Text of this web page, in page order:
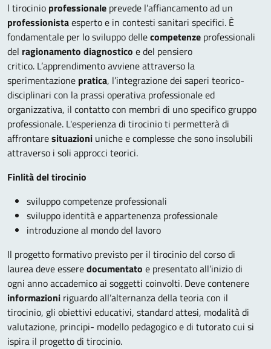
l tirocinio professionale prevede l’affiancamento ad un
professionistaesperto e in contesti sanitari specifici. È
fondamentale per lo sviluppo dellecompetenze professionali
del ragionamento diagnostico e del pensiero
critico. L’apprendimento avviene attraverso la
sperimentazione pratica, l’integrazione dei saperi teorico-
disciplinari con la prassi operativa professionale ed
organizzativa, il contatto con membri di uno specifico gruppo
professionale. L'esperienza di tirocinio ti permetterà di
affrontaresituazioni uniche e complesse che sono insolubili
attraverso i soli approcci teorici.
Finlità del tirocinio
sviluppo competenze professionali
sviluppo identità e appartenenza professionale
introduzione al mondo del lavoro
Il progetto formativo previsto per il tirocinio del corso di
laurea deve esseredocumentato e presentato all’inizio di
ogni anno accademico ai soggetti coinvolti. Deve contenere
informazioni riguardo all’alternanza della teoria con il
tirocinio, gli obiettivi educativi, standard attesi, modalità di
valutazione, principi- modello pedagogico e di tutorato cui si
ispira il progetto di tirocinio.